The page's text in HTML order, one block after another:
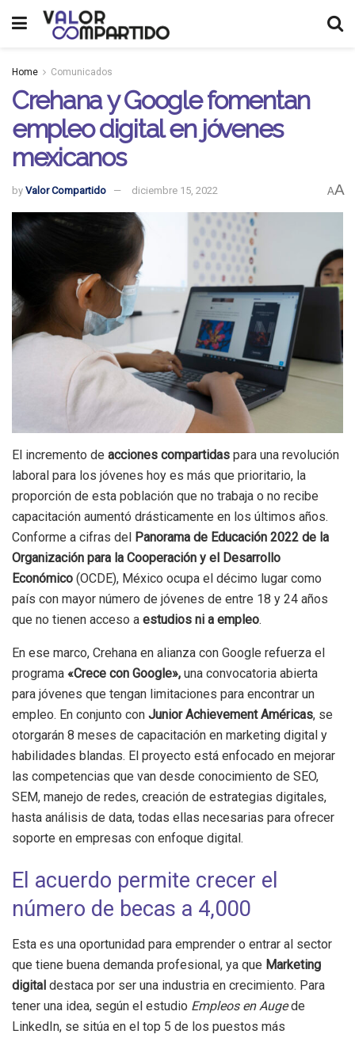
Home Comunicados
Crehana y Google fomentan
empleo digital en jóvenes
mexicanos
by Valor Compartido diciembre 15, 2022 AA
El incremento de acciones compartidas para una revolución
laboral para los jóvenes hoy es más que prioritario, la
proporción de esta población que no trabaja o no recibe
capacitación aumentó drásticamente en los últimos años.
Conforme a cifras del Panorama de Educación 2022 de la
Organización para la Cooperación y el Desarrollo
Económico (OCDE), México ocupa el décimo lugar como
país con mayor número de jóvenes de entre 18 y 24 años
que no tienen acceso a estudios ni a empleo.
En ese marco, Crehana en alianza con Google refuerza el
programa «Crece con Google», una convocatoria abierta
para jóvenes que tengan limitaciones para encontrar un
empleo. En conjunto con Junior Achievement Américas, se
otorgarán 8 meses de capacitación en marketing digital y
habilidades blandas. El proyecto está enfocado en mejorar
las competencias que van desde conocimiento de SEO,
SEM, manejo de redes, creación de estrategias digitales,
hasta análisis de data, todas ellas necesarias para ofrecer
soporte en empresas con enfoque digital.
El acuerdo permite crecer el
número de becas a 4,000
Esta es una oportunidad para emprender o entrar al sector
que tiene buena demanda profesional, ya que Marketing
digital destaca por ser una industria en crecimiento. Para
tener una idea, según el estudio Empleos en Augede
LinkedIn, se sitúa en el top 5 de los puestos más